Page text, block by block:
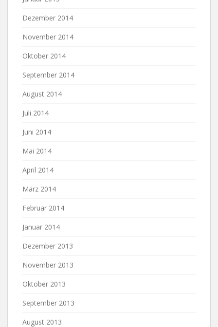
Dezember 2014
November 2014
Oktober 2014
September 2014
August 2014
Juli 2014
Juni 2014
Mai 2014
April 2014
März 2014
Februar 2014
Januar 2014
Dezember 2013
November 2013
Oktober 2013
September 2013
August 2013